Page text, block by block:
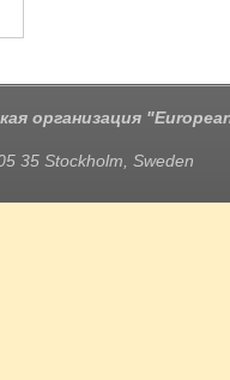
организация
35 Stockholm, Sweden